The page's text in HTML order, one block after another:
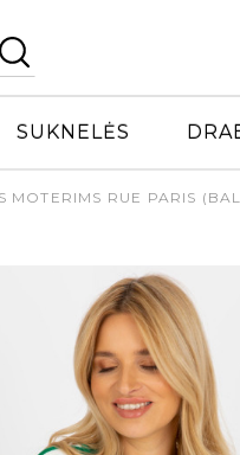
SUKNELĖS
MOTERIMS RUE PARIS